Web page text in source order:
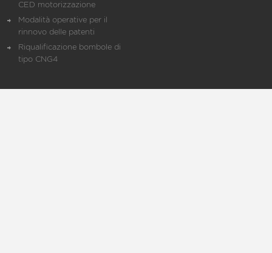
CED motorizzazione
Modalità operative per il
rinnovo delle patenti
Riqualificazione bombole di
tipo CNG4